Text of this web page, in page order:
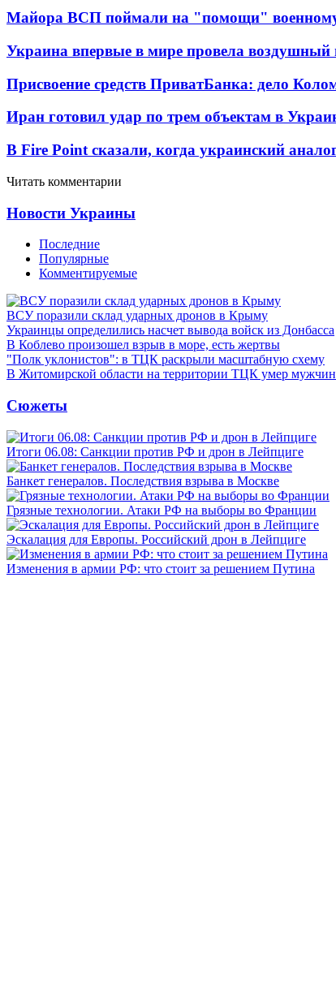
Майора ВСП поймали на "помощи"
Украина впервые в мире провела воздушный
Присвоение средств ПриватБанка: дело
Иран готовил удар по трем объектам в
В Fire Point сказали, когда украинский
Читать комментарии
Новости Украины
Последние
Популярные
Комментируемые
ВСУ поразили склад ударных дронов в Крыму
Украинцы определились насчет вывода войск из Донбасса
В Коблево произошел взрыв в море, есть жертвы
"Полк уклонистов": в ТЦК раскрыли масштабную схему
В Житомирской области на территории ТЦК умер
Сюжеты
Итоги 06.08: Санкции против РФ и дрон в Лейпциге
Банкет генералов. Последствия взрыва в Москве
Грязные технологии. Атаки РФ на выборы во Франции
Эскалация для Европы. Российский дрон в Лейпциге
Изменения в армии РФ: что стоит за решением Путина